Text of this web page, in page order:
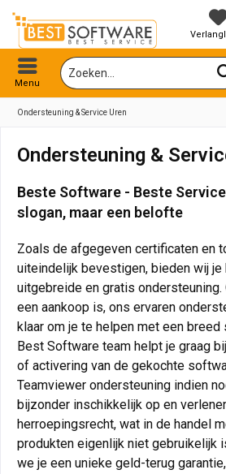
Menu
Ondersteuning & Service Uren
Ondersteuning &
Beste Software - Beste
slogan, maar een belofte
Zoals de afgegeven certificaten en
uiteindelijk bevestigen, bieden wij je
uitgebreide en gratis ondersteuning.
een aankoop is, ons ervaren
klaar om je te helpen met een breed
Best Software team helpt je graag
of activering van de gekochte
Teamviewer ondersteuning indien
bijzonder inschikkelijk op en
herroepingsrecht, wat in de handel
produkten eigenlijk niet gebruikelijk
we je een unieke geld-terug